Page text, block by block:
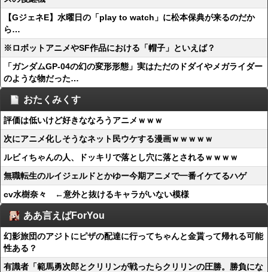
【GジェネE】水曜日の「play to watch」に松本保典が来るのだか
ら…
※ロボットアニメやSF作品における「帽子」といえば？
「ガンダムGP-04の幻の変形形態」実はただのドダイやメガライダー
のような物だった…
おたくみくす
評価は低いけど好きななろうアニメｗｗｗ
次にアニメ化しそうなネット民ウケする漫画ｗｗｗｗｗ
ルビィちゃんの人、ドッキリで落とし穴に落とされるｗｗｗｗ
無職転生のルイジェルドとかゆー今期アニメで一番イケてるハゲ
cv水樹奈々 ←意外と抜けるキャラがいない模様
ああ言えばForYou
幻影旅団のアジトにピザの配達に行ってちゃんと金貰って帰れる可能
性ある？
有識者「範馬勇次郎とクリリンが戦ったらクリリンの圧勝。勝負にな